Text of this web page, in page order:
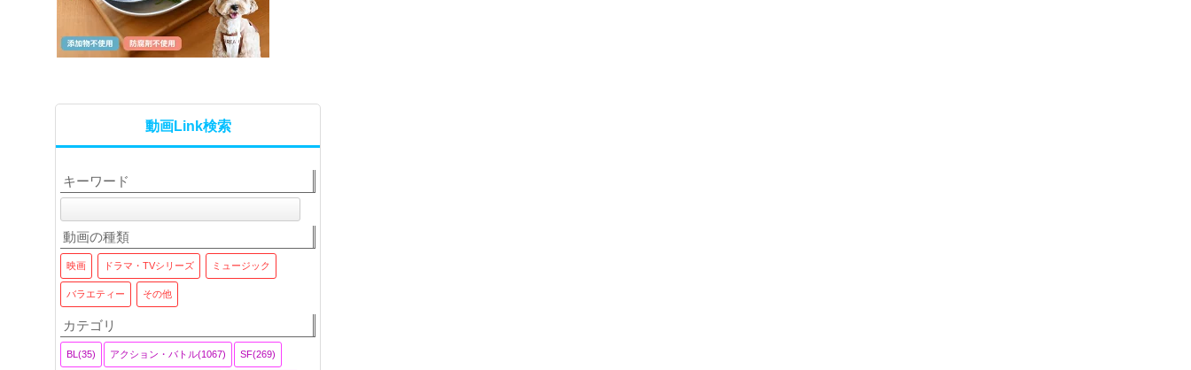
動画Link検索
キーワード
動画の種類
映画 ドラマ・TVシリーズ ミュージック
バラエティー その他
カテゴリ
BL(35) アクション・バトル(1067) SF(269)